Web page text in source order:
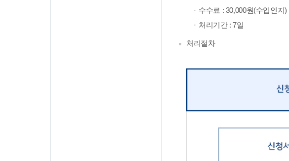
수수료 : 30,000원(수입인지)
처리기간 : 7일
처리절차